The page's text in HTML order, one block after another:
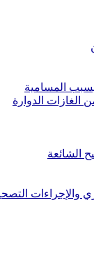
يسبب المسامية
الغازات الدوارة